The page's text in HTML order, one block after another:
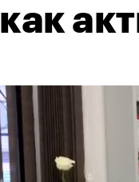
как